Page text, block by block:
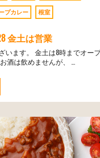
プカレー 根室
金土は営業
います。 金土は8時までオー
酒は飲めませんが、 …